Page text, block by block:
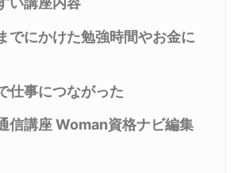
でにかけた勉強時間やお金に
仕事につながった
信講座 Woman資格ナビ編集